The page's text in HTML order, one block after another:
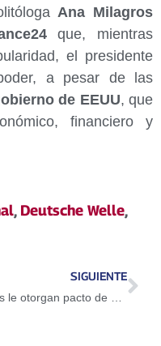
Ana Milagros
que, mientras
el presidente
a pesar de las
de EEUU, que
financiero y
, Deutsche Welle,
SIGUIENTE